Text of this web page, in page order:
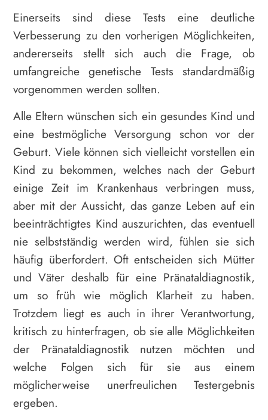
Einerseits sind diese Tests eine deutliche
Verbesserung zu den vorherigen Möglichkeiten,
andererseits stellt sich auch die Frage, ob
umfangreiche genetische Tests standardmäßig
vorgenommen werden sollten.
Alle Eltern wünschen sich ein gesundes Kind und
eine bestmögliche Versorgung schon vor der
Geburt. Viele können sich vielleicht vorstellen ein
Kind zu bekommen, welches nach der Geburt
einige Zeit im Krankenhaus verbringen muss,
aber mit der Aussicht, das ganze Leben auf ein
beeinträchtigtes Kind auszurichten, das eventuell
nie selbstständig werden wird, fühlen sie sich
häufig überfordert. Oft entscheiden sich Mütter
und Väter deshalb für eine Pränataldiagnostik,
um so früh wie möglich Klarheit zu haben.
Trotzdem liegt es auch in ihrer Verantwortung,
kritisch zu hinterfragen, ob sie alle Möglichkeiten
der Pränataldiagnostik nutzen möchten und
welche Folgen sich für sie aus einem
möglicherweise unerfreulichen Testergebnis
ergeben.